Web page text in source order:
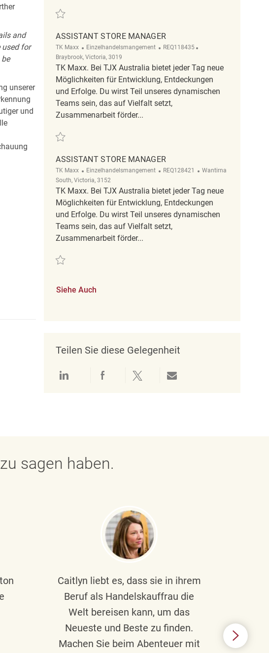
and
for
unserer
und
Retten Assistant Store Manager REQ128928
ASSISTANT STORE MANAGER
TK Maxx Kategorie
Einzelhandelsmangement ReqId
REQ118435
Braybrook, Victoria, 3019
TK Maxx. Bei TJX Australia bietet jeder Tag neue
Möglichkeiten für Entwicklung, Entdeckungen
und Erfolge. Du wirst Teil unseres dynamischen
Teams sein, das auf Vielfalt setzt,
Zusammenarbeit förder...
Retten Assistant Store Manager REQ118435
ASSISTANT STORE MANAGER
TK Maxx Kategorie
Einzelhandelsmangement ReqId
REQ128421 Ort
Wantirna
South, Victoria, 3152
TK Maxx. Bei TJX Australia bietet jeder Tag neue
Möglichkeiten für Entwicklung, Entdeckungen
und Erfolge. Du wirst Teil unseres dynamischen
Teams sein, das auf Vielfalt setzt,
Zusammenarbeit förder...
Retten Assistant Store Manager REQ128421
Siehe Auch
Teilen Sie diese Gelegenheit
Über LinkedIn teilenÜber Facebook teilen
Über Twitter teilenPer E-Mail teilen
sagen haben.
Caitlyn liebt es, dass sie in ihrem
Beruf als Handelskauffrau die
Welt bereisen kann, um das
Neueste und Beste zu finden.
Machen Sie beim Abenteuer mit